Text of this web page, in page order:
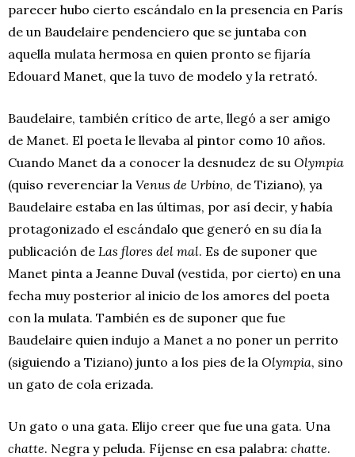
parecer hubo cierto escándalo en la presencia en París
de un Baudelaire pendenciero que se juntaba con
aquella mulata hermosa en quien pronto se fijaría
Edouard Manet, que la tuvo de modelo y la retrató.
Baudelaire, también crítico de arte, llegó a ser amigo
de Manet. El poeta le llevaba al pintor como 10 años.
Cuando Manet da a conocer la desnudez de su Olympia
(quiso reverenciar la Venus de Urbino, de Tiziano), ya
Baudelaire estaba en las últimas, por así decir, y había
protagonizado el escándalo que generó en su día la
publicación de Las flores del mal. Es de suponer que
Manet pinta a Jeanne Duval (vestida, por cierto) en una
fecha muy posterior al inicio de los amores del poeta
con la mulata. También es de suponer que fue
Baudelaire quien indujo a Manet a no poner un perrito
(siguiendo a Tiziano) junto a los pies de la Olympia, sino
un gato de cola erizada.
Un gato o una gata. Elijo creer que fue una gata. Una
chatte. Negra y peluda. Fíjense en esa palabra: chatte.